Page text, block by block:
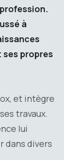
à
propres
et intègre
travaux.
lui
dans divers